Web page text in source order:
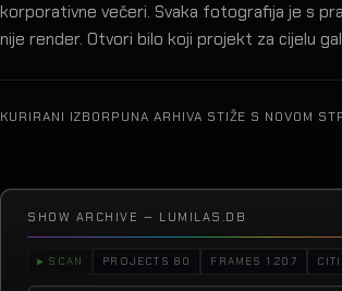
korporativne večeri. Svaka fotografija je s
nije render. Otvori bilo koji projekt za cijelu
KURIRANI IZBORPUNA ARHIVA STIŽE S NOVOM
SHOW ARCHIVE — LUMILAS.DB
▶ SCAN PROJECTS 80 FRAMES 1.207